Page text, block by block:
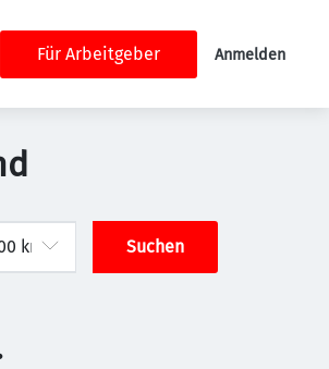
Für Arbeitgeber Anmelden
Suchen